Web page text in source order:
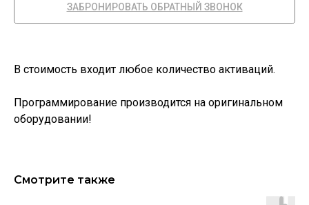
ЗАБРОНИРОВАТЬ ОБРАТНЫЙ ЗВОНОК
В стоимость входит любое количество активаций.
Программирование производится на оригинальном
оборудовании!
Смотрите также